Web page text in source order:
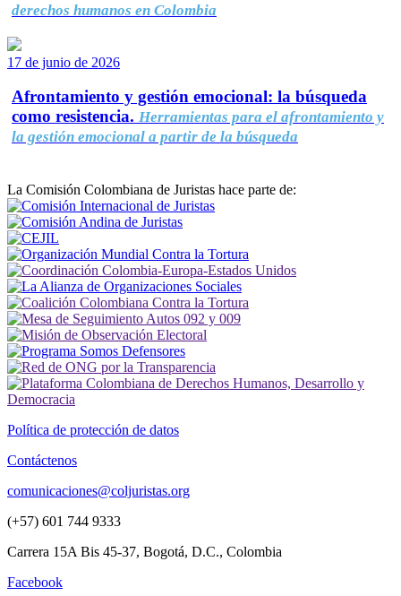
derechos humanos en Colombia
17 de junio de 2026
Afrontamiento y gestión emocional: la búsqueda
como resistencia. Herramientas para el afrontamiento y
la gestión emocional a partir de la búsqueda
La Comisión Colombiana de Juristas hace parte de:
Política de protección de datos
Contáctenos
comunicaciones@coljuristas.org
(+57) 601 744 9333
Carrera 15A Bis 45-37, Bogotá, D.C., Colombia
Facebook